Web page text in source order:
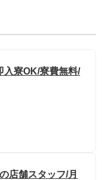
入寮OK/寮費無料/
店舗スタッフ/月